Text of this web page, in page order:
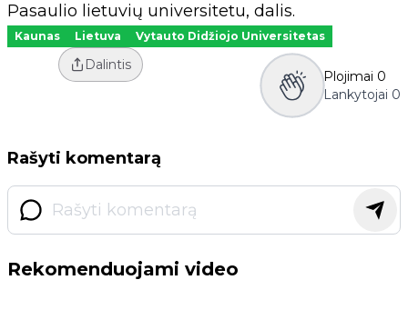
Pasaulio lietuvių universitetu, dalis.
Kaunas Lietuva Vytauto Didžiojo Universitetas
Dalintis
Plojimai 0
Lankytojai 0
Rašyti komentarą
Rekomenduojami video